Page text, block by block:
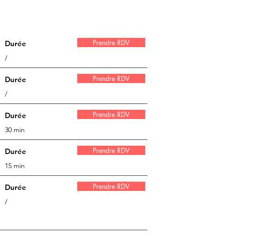
Durée
/
Prendre RDV
Durée
/
Prendre RDV
Durée
30 min
Prendre RDV
Durée
15 min
Prendre RDV
Durée
/
Prendre RDV